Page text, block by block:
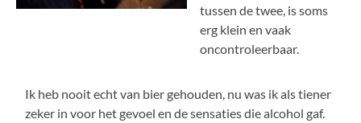
tussen de twee, is soms
erg klein en vaak
oncontroleerbaar.
Ik heb nooit echt van bier gehouden, nu was ik als tiener
zeker in voor het gevoel en de sensaties die alcohol gaf.